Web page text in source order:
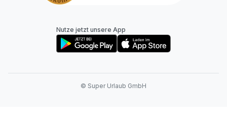
Nutze jetzt unsere App
© Super Urlaub GmbH